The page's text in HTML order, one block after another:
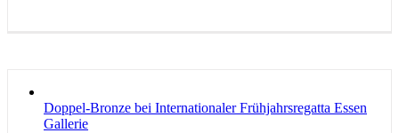
Doppel-Bronze bei Internationaler Frühjahrsregatta Essen
Gallerie